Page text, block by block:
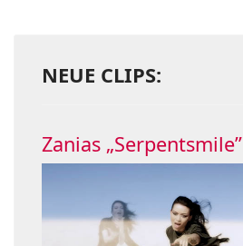
NEUE CLIPS:
Zanias „Serpentsmile”